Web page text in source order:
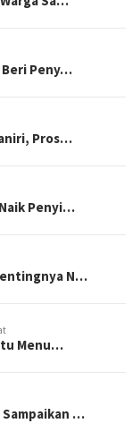
Beri Peny…
Pros…
Penyi…
N…
Menu…
Sampaikan …